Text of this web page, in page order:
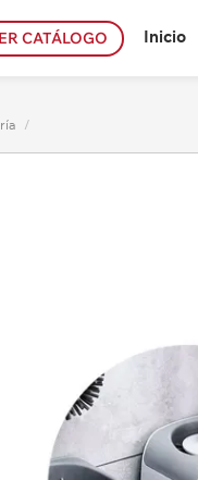
CATÁLOGO Inicio
/